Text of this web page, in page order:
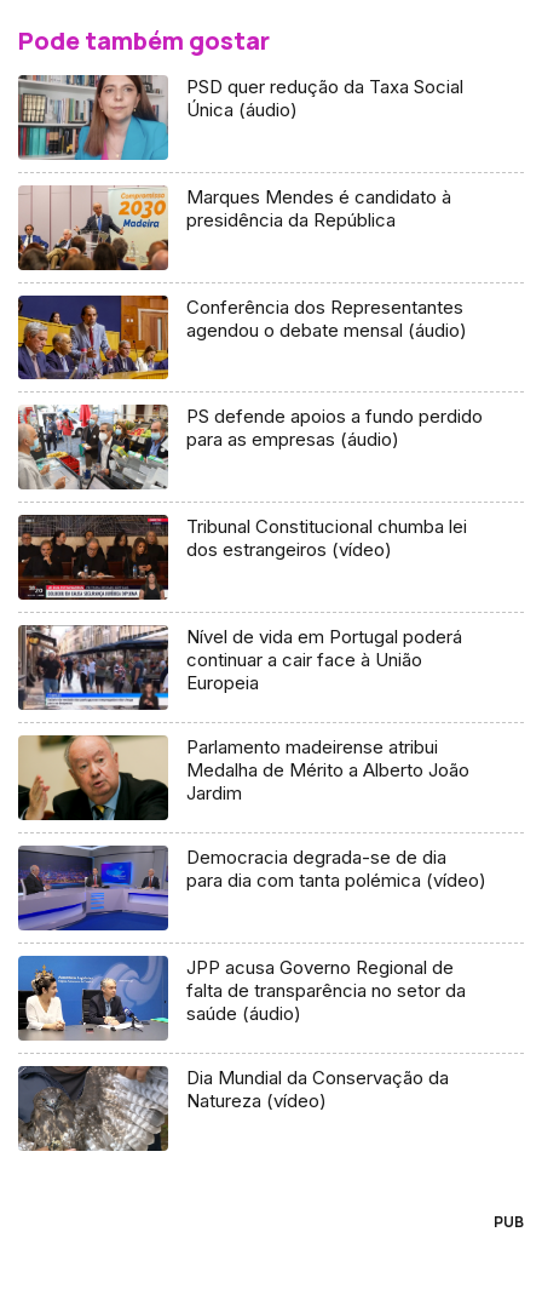
Pode também gostar
PSD quer redução da Taxa Social
Única (áudio)
Marques Mendes é candidato à
presidência da República
Conferência dos Representantes
agendou o debate mensal (áudio)
PS defende apoios a fundo perdido
para as empresas (áudio)
Tribunal Constitucional chumba lei
dos estrangeiros (vídeo)
Nível de vida em Portugal poderá
continuar a cair face à União
Europeia
Parlamento madeirense atribui
Medalha de Mérito a Alberto João
Jardim
Democracia degrada-se de dia
para dia com tanta polémica (vídeo)
JPP acusa Governo Regional de
falta de transparência no setor da
saúde (áudio)
Dia Mundial da Conservação da
Natureza (vídeo)
PUB